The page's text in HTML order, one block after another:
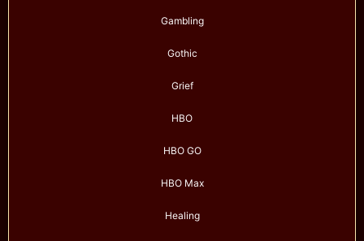
Gambling
Gothic
Grief
HBO
HBO GO
HBO Max
Healing